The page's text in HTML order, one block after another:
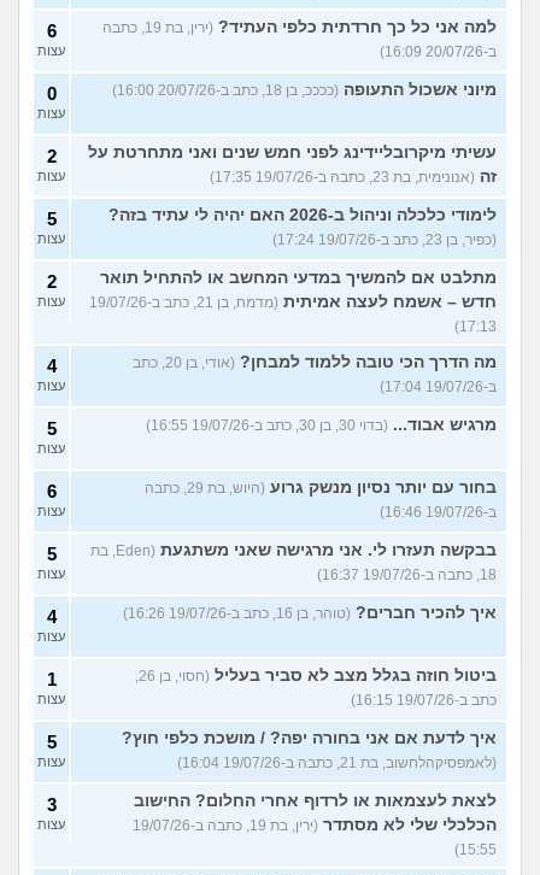
למה אני כל כך חרדתית כלפי העתיד?
(ירין, בת 19, כתבה
ב-20/07/26 16:09)
6
עצות
מיוני אשכול התעופה (ככככ, בן 18, כתב ב-20/07/26 16:00) 0
עצות
עשיתי מיקרובליידינג לפני חמש שנים ואני מתחרטת על
זה (אנונימית, בת 23, כתבה ב-19/07/26 17:35)
2
עצות
לימודי כלכלה וניהול ב-2026 האם יהיה לי עתיד בזה?
(כפיר, בן 23, כתב ב-19/07/26 17:24)
5
עצות
מתלבט אם להמשיך במדעי המחשב או להתחיל תואר
חדש – אשמח לעצה אמיתית
(מדמח, בן 21, כתב ב-19/07/26
17:13)
2
עצות
מה הדרך הכי טובה ללמוד למבחן?
(אודי, בן 20, כתב
ב-19/07/26 17:04)
4
עצות
מרגיש אבוד... (בדוי 30, בן 30, כתב ב-19/07/26 16:55) 5
עצות
בחור עם יותר נסיון מנשק גרוע
(היוש, בת 29, כתבה
ב-19/07/26 16:46)
6
עצות
בבקשה תעזרו לי. אני מרגישה שאני משתגעת
(Eden, בת
18, כתבה ב-19/07/26 16:37)
5
עצות
איך להכיר חברים? (טוהר, בן 16, כתב ב-19/07/26 16:26) 4
עצות
ביטול חוזה בגלל מצב לא סביר בעליל
(חסוי, בן 26,
כתב ב-19/07/26 16:15)
1
עצות
איך לדעת אם אני בחורה יפה? / מושכת כלפי חוץ?
(לאמפסיקהלחשוב, בת 21, כתבה ב-19/07/26 16:04)
5
עצות
לצאת לעצמאות או לרדוף אחרי החלום? החישוב
הכלכלי שלי לא מסתדר
(ירין, בת 19, כתבה ב-19/07/26
15:55)
3
עצות